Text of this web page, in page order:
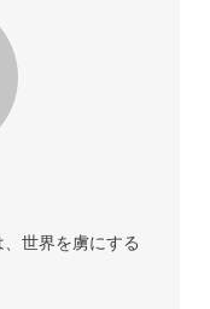
世界を虜にする